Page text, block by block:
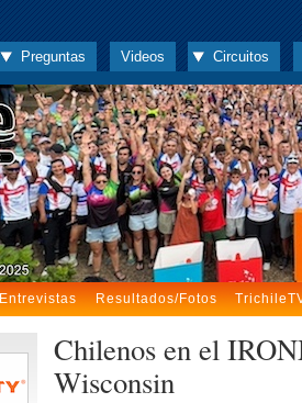
Preguntas Videos Circuitos
Entrevistas Resultados/Fotos
Chilenos en el
Wisconsin